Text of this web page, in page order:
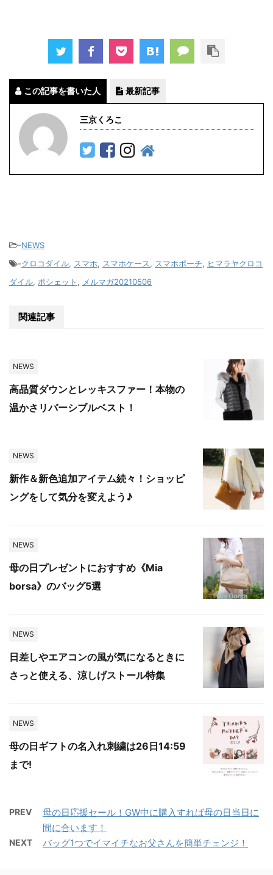
この記事を書いた人 最新記事
三京くろこ
-NEWS
-クロコダイル, スマホ, スマホケース, スマホポーチ, ヒマラヤクロコ
ダイル, ポシェット , メルマガ20210506
関連記事
NEWS
高品質ダウンとレッキスファー！本物の
温かさリバーシブルベスト！
NEWS
新作＆新色追加アイテム続々！ショッピ
ングをして気分を変えよう♪
NEWS
母の日プレゼントにおすすめ《Mia
borsa》のバッグ5選
NEWS
日差しやエアコンの風が気になるときに
さっと使える、涼しげストール特集
NEWS
母の日ギフトの名入れ刺繍は26日14:59
まで!
PREV
母の日応援セール！GW中に購入すれば母の日当日に
間に合います！
NEXT バッグ1つでイマイチなお父さんを簡単チェンジ！